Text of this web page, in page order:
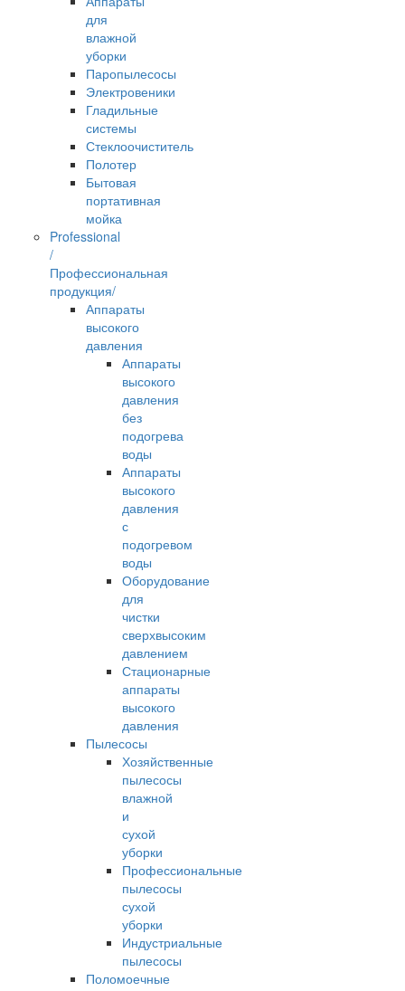
для
влажной
уборки
Паропылесосы
Электровеники
Гладильные
системы
Стеклоочиститель
Полотер
Бытовая
портативная
мойка
Professional
/
Профессиональная
продукция/
Аппараты
высокого
давления
Аппараты
высокого
давления
без
подогрева
воды
Аппараты
высокого
давления
с
подогревом
воды
Оборудование
для
чистки
сверхвысоким
давлением
Стационарные
аппараты
высокого
давления
Пылесосы
Хозяйственные
пылесосы
влажной
и
сухой
уборки
Профессиональные
пылесосы
сухой
уборки
Индустриальные
пылесосы
Поломоечные